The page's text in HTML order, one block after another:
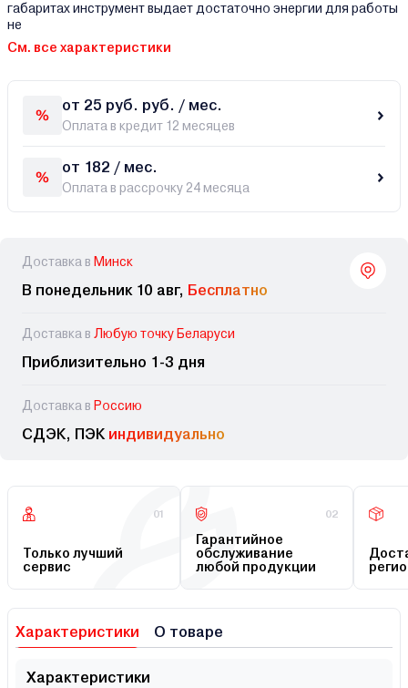
габаритах инструмент выдает достаточно энергии для работы
не
См. все характеристики
от 25 руб. руб. / мес.
Оплата в кредит 12 месяцев
от 182 / мес.
Оплата в рассрочку 24 месяца
Доставка в Минск
В понедельник 10 авг, Бесплатно
Доставка в Любую точку Беларуси
Приблизительно 1-3 дня
Доставка в Россию
СДЭК, ПЭК индивидуально
01
Только лучший
сервис
02
Гарантийное
обслуживание
любой продукции
Характеристики О товаре
Характеристики